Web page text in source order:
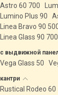
Astro 60 700
Lumino Plus 90
Linea Bravo 90
Linea Glass 90 700
с выдвижной
Vega Glass 50
кантри
Rustical Rodeo 60